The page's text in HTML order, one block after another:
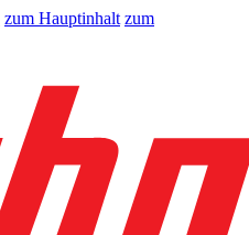
zum Hauptinhalt zum